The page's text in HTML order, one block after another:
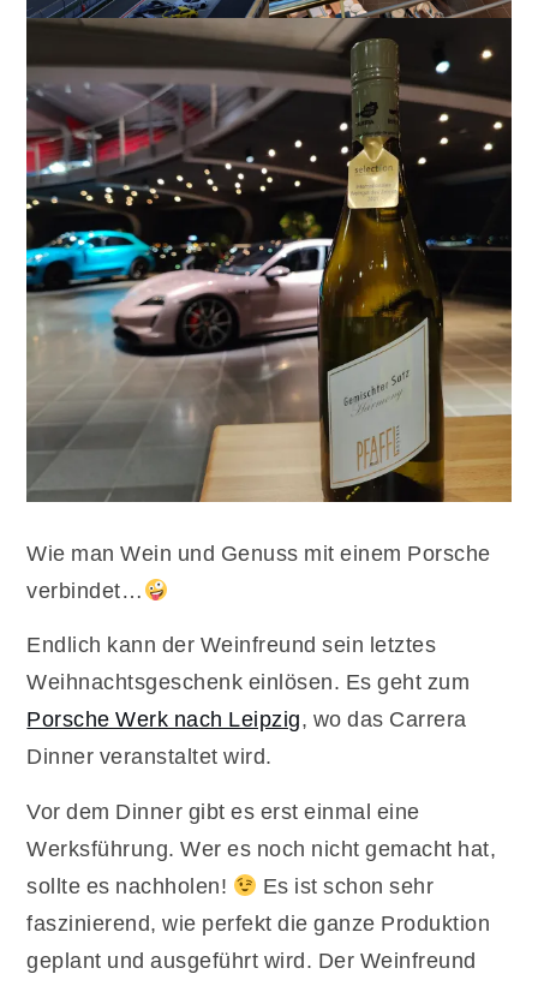
Wie man Wein und Genuss mit einem Porsche
verbindet…
Endlich kann der Weinfreund sein letztes
Weihnachtsgeschenk einlösen. Es geht zum
Porsche Werk nach Leipzig, wo das Carrera
Dinner veranstaltet wird.
Vor dem Dinner gibt es erst einmal eine
Werksführung. Wer es noch nicht gemacht hat,
sollte es nachholen!
Es ist schon sehr
faszinierend, wie perfekt die ganze Produktion
geplant und ausgeführt wird. Der Weinfreund